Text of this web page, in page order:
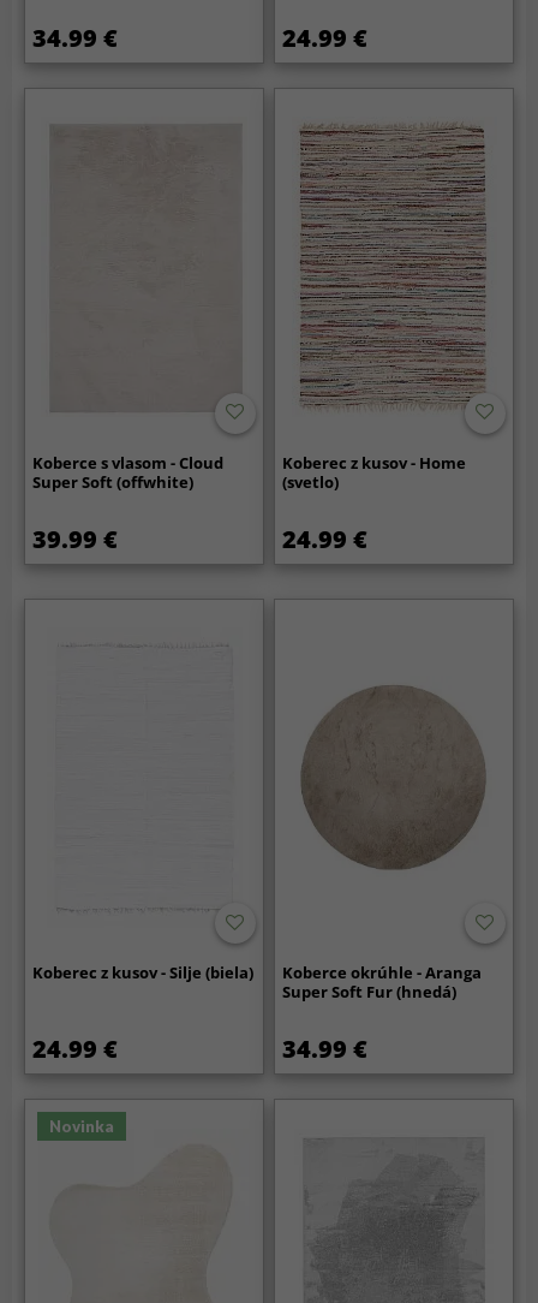
34.99 € 24.99 €
Koberce s vlasom - Cloud
Super Soft (offwhite)
39.99 €
Koberec z kusov - Home
(svetlo)
24.99 €
Koberec z kusov - Silje (biela)
24.99 €
Koberce okrúhle - Aranga
Super Soft Fur (hnedá)
34.99 €
Novinka